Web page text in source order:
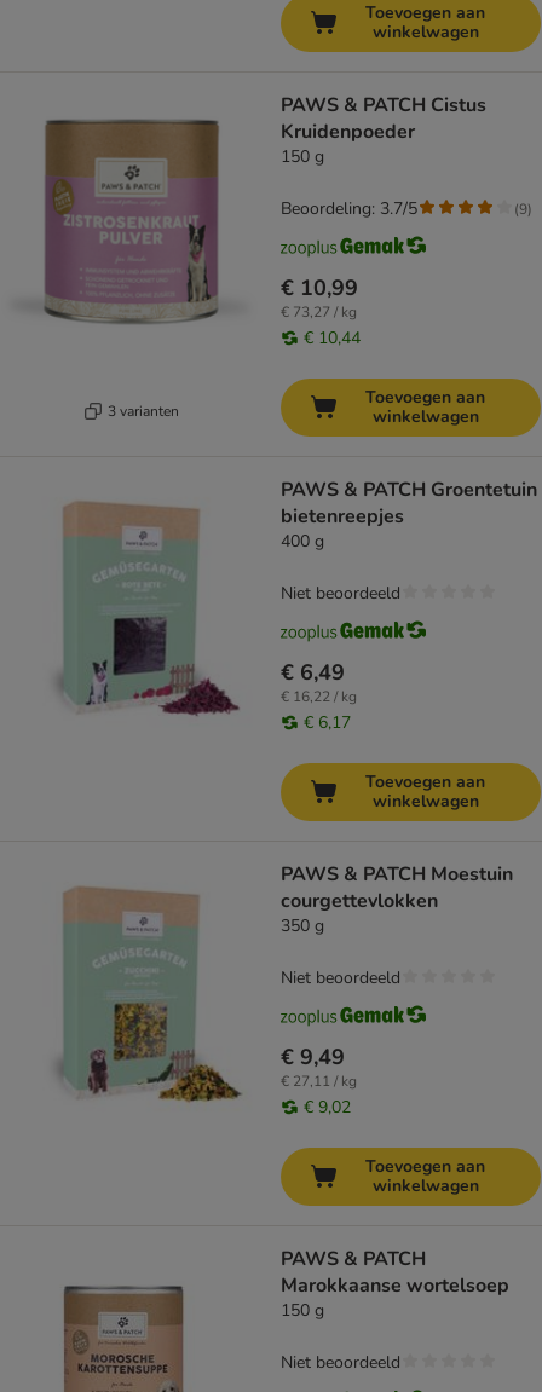
Toevoegen aan
winkelwagen
3 varianten
PAWS & PATCH Cistus
Kruidenpoeder
150 g
€ 10,99
€ 73,27 / kg
€ 10,44
Beoordeling: 3.7/5 (9)
Toevoegen aan
winkelwagen
PAWS & PATCH Groentetuin
bietenreepjes
400 g
€ 6,49
€ 16,22 / kg
€ 6,17
Niet beoordeeld
Toevoegen aan
winkelwagen
PAWS & PATCH Moestuin
courgettevlokken
350 g
€ 9,49
€ 27,11 / kg
€ 9,02
Niet beoordeeld
Toevoegen aan
winkelwagen
PAWS & PATCH
Marokkaanse wortelsoep
150 g
Niet beoordeeld